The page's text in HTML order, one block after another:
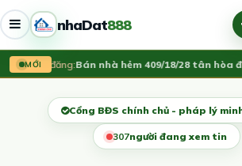
nhaDat888
MỚI
Vừa đăng:Bán nhà hẻm 409/18/28 tân hòa
Cổng BĐS chính chủ - pháp lý
309người đang xem tin